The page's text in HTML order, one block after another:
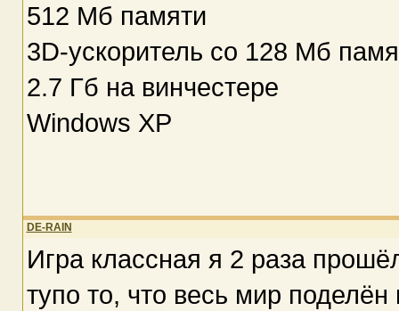
512 Мб памяти
3D-ускоритель со 128 Мб
2.7 Гб на винчестере
Windows XP
DE-RAIN
Игра классная я 2 раза
тупо то, что весь мир